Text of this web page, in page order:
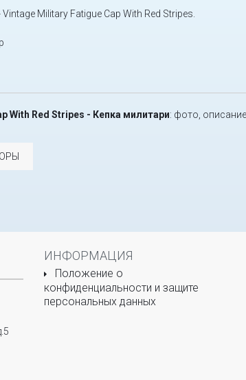
Military Fatigue Cap With Red Stripes.
With Red Stripes - Кепка милитари: фото,
ИНФОРМАЦИЯ
Положение о
конфиденциальности и защите
персональных данных